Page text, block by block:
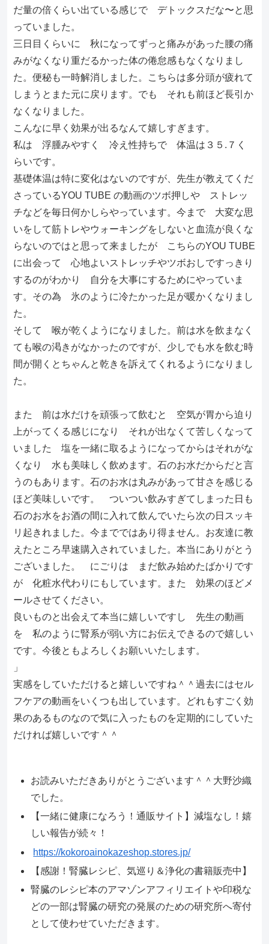
だ量の倍くらい出ている感じで デトックスだな〜と思
っていました。
三日目くらいに 秋になってずっと痛みがあった腰の痛
みがなくなり重だるかった体の倦怠感もなくなりまし
た。便秘も一時解消しました。こちらは多分頭が疲れて
しまうとまた元に戻ります。でも それも前ほど長引か
なくなりました。
こんなに早く効果が出るなんて嬉しすぎます。
私は 浮腫みやすく 冷え性持ちで 体温は３５.７く
らいです。
基礎体温は特に変化はないのですが、先生が教えてくだ
さっているYOU TUBE の動画のツボ押しや ストレッ
チなどを毎日何かしらやっています。今まで 大変な思
いをして筋トレやウォーキングをしないと血流が良くな
らないのではと思って来ましたが こちらのYOU TUBE
に出会って 心地よいストレッチやツボおしですっきり
するのがわかり 自分を大事にするためにやっていま
す。その為 氷のように冷たかった足が暖かくなりまし
た。
そして 喉が乾くようになりました。前は水を飲まなく
ても喉の渇きがなかったのですが、少しでも水を飲む時
間が開くとちゃんと乾きを訴えてくれるようになりまし
た。
また 前は水だけを頑張って飲むと 空気が胃から迫り
上がってくる感じになり それが出なくて苦しくなって
いました 塩を一緒に取るようになってからはそれがな
くなり 水も美味しく飲めます。石のお水だからだと言
うのもあります。石のお水は丸みがあって甘さを感じる
ほど美味しいです。 ついつい飲みすぎてしまった日も
石のお水をお酒の間に入れて飲んでいたら次の日スッキ
リ起きれました。今までではあり得ません。お友達に教
えたところ早速購入されていました。本当にありがとう
ございました。 にごりは まだ飲み始めたばかりです
が 化粧水代わりにもしています。また 効果のほどメ
ールさせてください。
良いものと出会えて本当に嬉しいですし 先生の動画
を 私のように腎系が弱い方にお伝えできるので嬉しい
です。今後ともよろしくお願いいたします。
」
実感をしていただけると嬉しいですね＾＾過去にはセル
フケアの動画をいくつも出しています。どれもすごく効
果のあるものなので気に入ったものを定期的にしていた
だければ嬉しいです＾＾
お読みいただきありがとうございます＾＾大野沙織
でした。
【一緒に健康になろう！通販サイト】減塩なし！嬉
しい報告が続々！
https://kokoroainokazeshop.stores.jp/
【感謝！腎臓レシピ、気巡り＆浄化の書籍販売中】
腎臓のレシピ本のアマゾンアフィリエイトや印税な
どの一部は腎臓の研究の発展のための研究所へ寄付
として使わせていただきます。